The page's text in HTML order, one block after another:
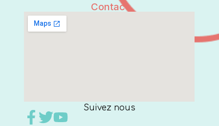
Contact
Suivez nous